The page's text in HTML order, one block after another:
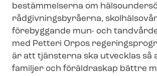
bestämmelserna om
råd­giv­nings­by­rå­er­na,
förebyggande mun- och
med Petteri Orpos
är att tjänsterna ska utvecklas så
familjer och föräldraskap bättre